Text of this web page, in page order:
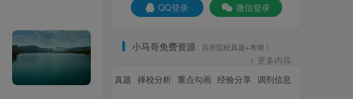
QQ登录 微信登录
小马哥免费资源 百所院校真题+考纲！
更多内容
最新资讯 名校真题 择校分析 重点勾画 经验分享 调剂信息